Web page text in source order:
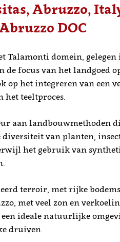
Abruzzo,
DOC
Talamonti domein, gelegen
de focus van het landgoed
op het integreren van een
teeltproces.
aan landbouwmethoden
diversiteit van planten,
het gebruik van
terroir, met rijke
met veel zon en
ideale natuurlijke
druiven.